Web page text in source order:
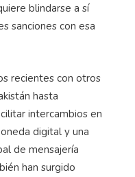
blindarse a sí
sanciones con esa
recientes con otros
hasta
intercambios en
digital y una
de mensajería
han surgido